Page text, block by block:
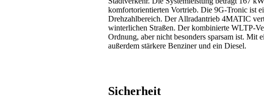
komfortorientierten Vortrieb. Die 9G-Tronic ist
Drehzahlbereich. Der Allradantrieb 4MATIC
winterlichen Straßen. Der kombinierte WLTP-
Ordnung, aber nicht besonders sparsam ist. Mit
außerdem stärkere Benziner und ein Diesel.
Sicherheit